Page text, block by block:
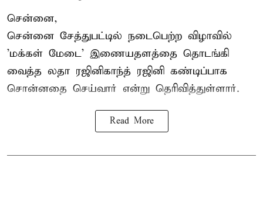
சென்னை,
சென்னை சேத்துபட்டில் நடைபெற்ற விழாவில்
'மக்கள் மேடை' இணையதளத்தை தொடங்கி
வைத்த லதா ரஜினிகாந்த் ரஜினி கண்டிப்பாக
சொன்னதை செய்வார் என்று தெரிவித்துள்ளார்.
Read More